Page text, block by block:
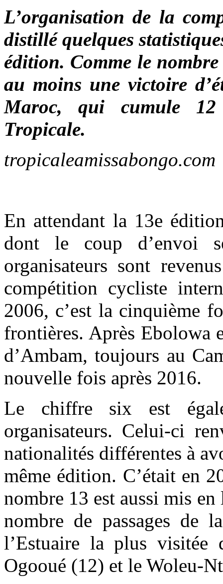
L’organisation de la
distillé quelques
édition. Comme le
au moins une victoire
Maroc, qui cumule
Tropicale.
tropicaleamissabongo.com
En attendant la 13e
dont le coup d’envoi
organisateurs sont
compétition cycliste
2006, c’est la cinquième
frontières. Après Ebolowa
d’Ambam, toujours au
nouvelle fois après 2016.
Le chiffre six est
organisateurs. Celui-ci
nationalités différentes à
même édition. C’était en
nombre 13 est aussi mis
nombre de passages de
l’Estuaire la plus visitée
Ogooué (12) et le Woleu-